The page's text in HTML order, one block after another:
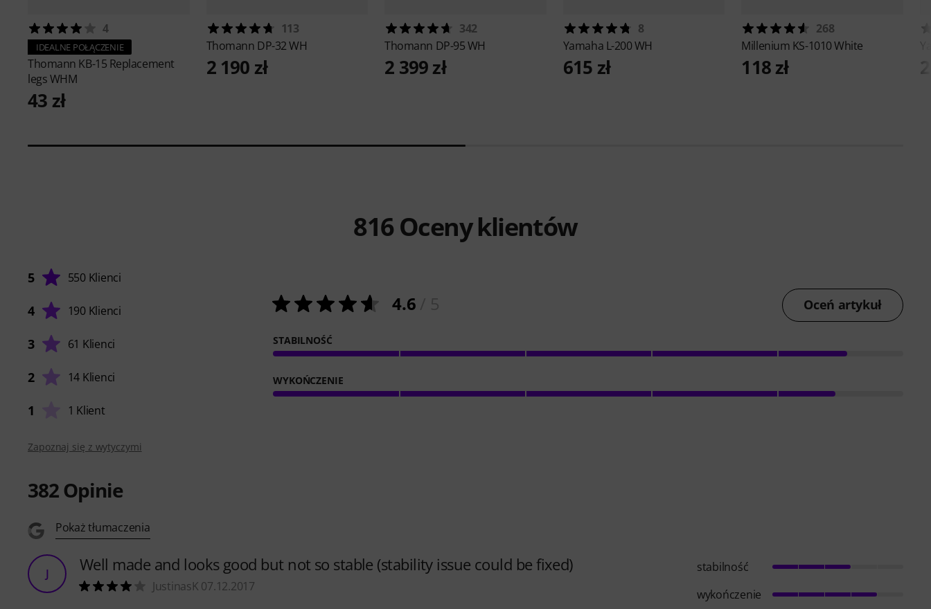
4
IDEALNE POŁĄCZENIE
Thomann KB-15 Replacement
legs WHM
43 zł
113
Thomann DP-32 WH
2 190 zł
342
Thomann DP-95 WH
2 399 zł
8
Yamaha L-200 WH
615 zł
268
Millenium KS-1010 White
118 zł
816Oceny klientów
5 550 Klienci
4 190 Klienci
3 61 Klienci
2 14 Klienci
1 1 Klient
4.6 Oceń artykuł
STABILNOŚĆ
WYKOŃCZENIE
Zapoznaj się z wytyczymi
382Opinie
Pokaż tłumaczenia
J Well made and looks good but not so stable (stability issue could be fixed)
JustinasK 07.12.2017
stabilność
wykończenie